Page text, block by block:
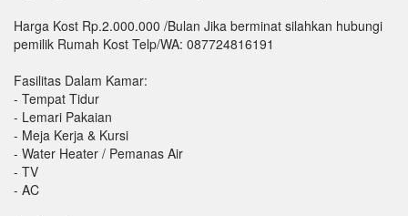
Harga Kost Rp.2.000.000 /Bulan Jika berminat silahkan hubungi
pemilik Rumah Kost Telp/WA: 087724816191
Fasilitas Dalam Kamar:
- Tempat Tidur
- Lemari Pakaian
- Meja Kerja & Kursi
- Water Heater / Pemanas Air
- TV
- AC